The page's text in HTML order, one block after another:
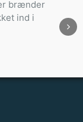
brænder
ind i